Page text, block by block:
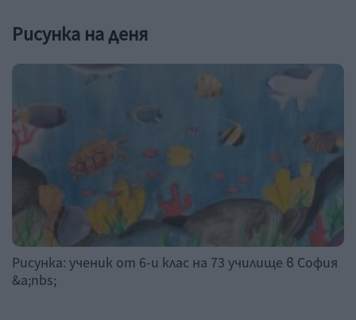
Рисунка на деня
Рисунка: ученик от 6-и клас на 73 училище в София
&a;nbs;